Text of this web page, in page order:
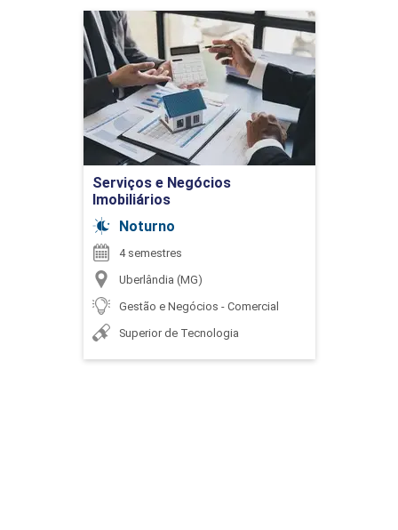
Serviços e Negócios
Imobiliários
Noturno
4 semestres
Uberlândia (MG)
Gestão e Negócios - Comercial
Superior de Tecnologia
Serviços e Negócios
Imobiliários
Detalhes do curso
Ir para Inscrição